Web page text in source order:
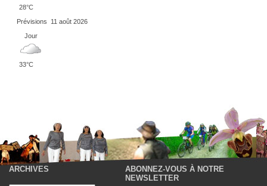
28°C
Prévisions
11 août 2026
Jour
33°C
ARCHIVES
ABONNEZ-VOUS À NOTRE
NEWSLETTER